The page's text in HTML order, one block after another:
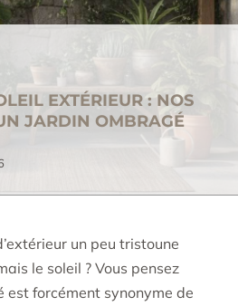
EXTÉRIEUR : NOS
JARDIN OMBRAGÉ
un peu tristoune
le soleil ? Vous pensez
est forcément synonyme de